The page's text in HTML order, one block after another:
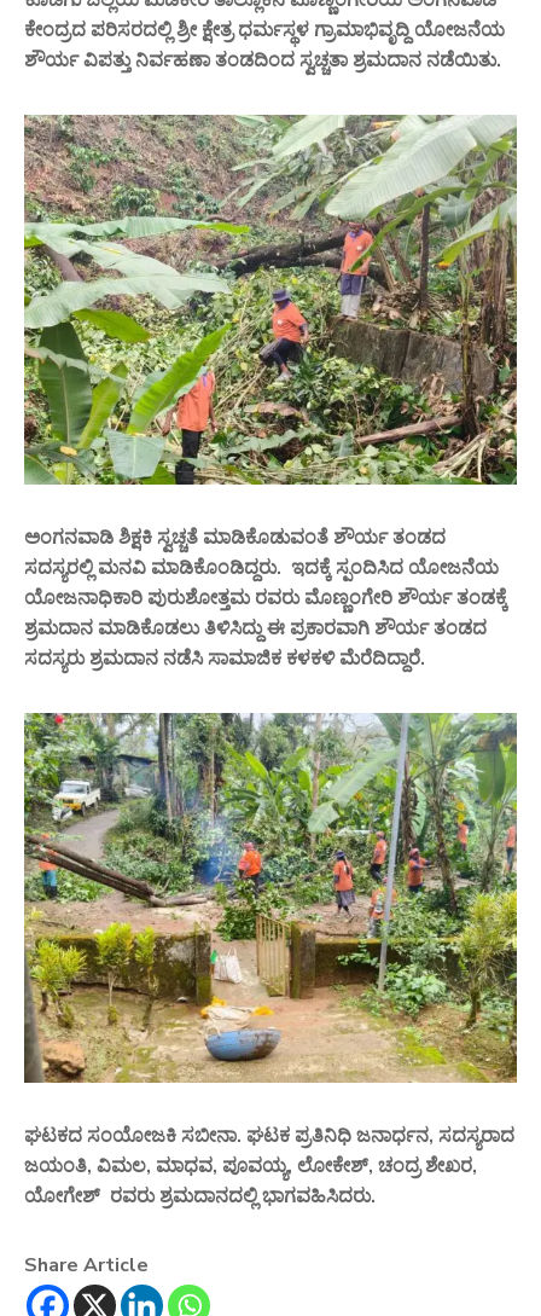
ಕೇಂದ್ರದ ಪರಿಸರದಲ್ಲಿ ಶ್ರೀ ಕ್ಷೇತ್ರ ಧರ್ಮಸ್ಥಳ ಗ್ರಾಮಾಭಿವೃದ್ದಿ ಯೋಜನೆಯ
ಶೌರ್ಯ ವಿಪತ್ತು ನಿರ್ವಹಣಾ ತಂಡದಿಂದ ಸ್ವಚ್ಚತಾ ಶ್ರಮದಾನ ನಡೆಯಿತು.
ಅಂಗನವಾಡಿ ಶಿಕ್ಷಕಿ ಸ್ವಚ್ಚತೆ ಮಾಡಿಕೊಡುವಂತೆ ಶೌರ್ಯ ತಂಡದ
ಸದಸ್ಯರಲ್ಲಿ ಮನವಿ ಮಾಡಿಕೊಂಡಿದ್ದರು. ಇದಕ್ಕೆ ಸ್ಪಂದಿಸಿದ ಯೋಜನೆಯ
ಯೋಜನಾಧಿಕಾರಿ ಪುರುಶೋತ್ತಮ ರವರು ಮೊಣ್ಣಂಗೇರಿ ಶೌರ್ಯ ತಂಡಕ್ಕೆ
ಶ್ರಮದಾನ ಮಾಡಿಕೊಡಲು ತಿಳಿಸಿದ್ದು ಈ ಪ್ರಕಾರವಾಗಿ ಶೌರ್ಯ ತಂಡದ
ಸದಸ್ಯರು ಶ್ರಮದಾನ ನಡೆಸಿ ಸಾಮಾಜಿಕ ಕಳಕಳಿ ಮೆರೆದಿದ್ದಾರೆ.
ಘಟಕದ ಸಂಯೋಜಕಿ ಸಬೀನಾ. ಘಟಕ ಪ್ರತಿನಿಧಿ ಜನಾರ್ಧನ, ಸದಸ್ಯರಾದ
ಜಯಂತಿ, ವಿಮಲ, ಮಾಧವ, ಪೂವಯ್ಯ, ಲೋಕೇಶ್, ಚಂದ್ರ ಶೇಖರ,
ಯೋಗೇಶ್ ರವರು ಶ್ರಮದಾನದಲ್ಲಿ ಭಾಗವಹಿಸಿದರು.
Share Article